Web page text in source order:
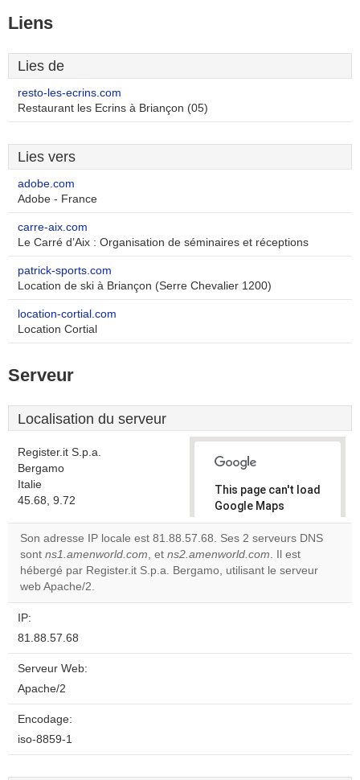
Liens
Lies de
resto-les-ecrins.com
Restaurant les Ecrins à Briançon (05)
Lies vers
adobe.com
Adobe - France
carre-aix.com
Le Carré d’Aix : Organisation de séminaires et réceptions
patrick-sports.com
Location de ski à Briançon (Serre Chevalier 1200)
location-cortial.com
Location Cortial
Serveur
Localisation du serveur
Register.it S.p.a.
Bergamo
Italie
45.68, 9.72
This page can't load
Google Maps
correctly.
Do you
own this
OK
Son adresse IP locale est 81.88.57.68. Ses 2 serveurs DNS
sont ns1.amenworld.com, et ns2.amenworld.com. Il est
hébergé par Register.it S.p.a. Bergamo, utilisant le serveur
web Apache/2.
IP:
81.88.57.68
Serveur Web:
Apache/2
Encodage:
iso-8859-1